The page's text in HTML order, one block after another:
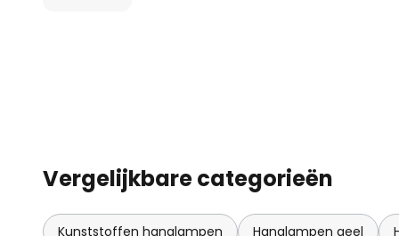
Vergelijkbare categorieën
Kunststoffen hanglampen Hanglampen geel